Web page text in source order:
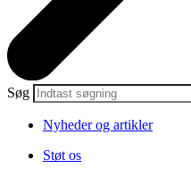
Søg
Nyheder og artikler
Støt os